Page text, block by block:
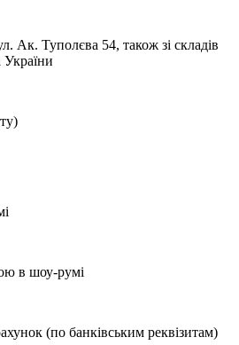
Ак. Туполєва 54, також зі складів
України
в шоу-румі
(по банківським реквізитам)